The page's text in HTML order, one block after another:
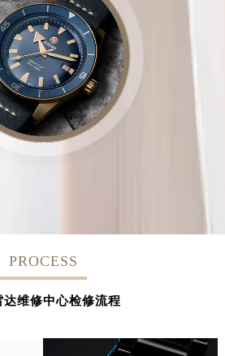
PROCESS
达维修中心检修流程